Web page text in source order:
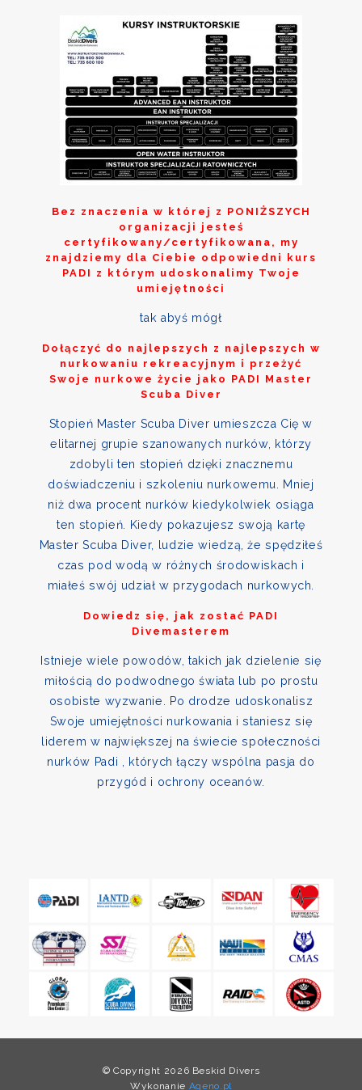
Bez znaczenia w której z PONIŻSZYCH
organizacji jesteś
certyfikowany/certyfikowana, my
znajdziemy dla Ciebie odpowiedni kurs
PADI z którym udoskonalimy Twoje
umiejętności
tak abyś mógł
Dołączyć do najlepszych z najlepszych w
nurkowaniu rekreacyjnym i przeżyć
Swoje nurkowe życie jako PADI Master
Scuba Diver
Stopień Master Scuba Diver umieszcza Cię w
elitarnej grupie szanowanych nurków, którzy
zdobyli ten stopień dzięki znacznemu
doświadczeniu i szkoleniu nurkowemu. Mniej
niż dwa procent nurków kiedykolwiek osiąga
ten stopień. Kiedy pokazujesz swoją kartę
Master Scuba Diver, ludzie wiedzą, że spędziłeś
czas pod wodą w różnych środowiskach i
miałeś swój udział w przygodach nurkowych.
Dowiedz się, jak zostać PADI
Divemasterem
Istnieje wiele powodów, takich jak dzielenie się
miłością do podwodnego świata lub po prostu
osobiste wyzwanie. Po drodze udoskonalisz
Swoje umiejętności nurkowania i staniesz się
liderem w największej na świecie społeczności
nurków Padi , których łączy wspólna pasja do
przygód i ochrony oceanów.
© Copyright 2026 Beskid Divers
Wykonanie Ageno.pl